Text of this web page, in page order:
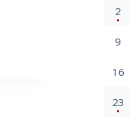
2
9
16
23